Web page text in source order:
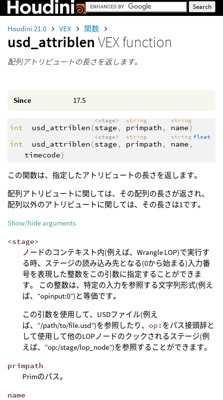
Houdini 21.0 VEX 関数
usd_attriblen VEX function
配列アトリビュートの長さを返します。
Since 17.5
int usd_attriblen (
<stage>
stage ,
string
primpath ,
string
name)
int
usd_attriblen (
<stage>
stage ,
string
primpath ,
string
name ,
float
timecode)
この関数は、指定したアトリビュートの長さを返します。
配列アトリビュートに関しては、その配列の長さが返され、
配列以外のアトリビュートに関しては、その長さは1です。
Show/hide arguments
<stage>
ノードのコンテキスト内(例えば、Wrangle LOP)で実行す
る時、ステージの読み込み先となる(0から始まる)入力番
号を表現した整数をこの引数に指定することができま
す。 この整数は、特定の入力を参照する文字列形式(例え
ば、“opinput:0”)と等価です。
この引数を使用して、USDファイル(例え
ば、“/path/to/file.usd”)を参照したり、 op: をパス接頭辞と
して使用して他のLOPノードのクックされるステージ(例
えば、“op:/stage/lop_node”)を参照することができます。
primpath
Primのパス。
name